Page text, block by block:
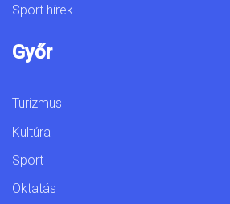
Sport hírek
Győr
Turizmus
Kultúra
Sport
Oktatás